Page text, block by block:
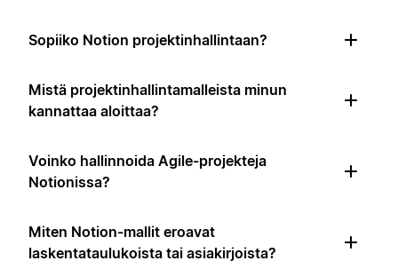
Sopiiko Notion projektinhallintaan?
Mistä projektinhallintamalleista minun
kannattaa aloittaa?
Voinko hallinnoida Agile-projekteja
Notionissa?
Miten Notion-mallit eroavat
laskentataulukoista tai asiakirjoista?